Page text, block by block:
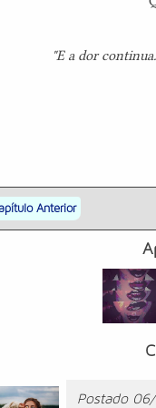
"E a dor
Anterior
Postado